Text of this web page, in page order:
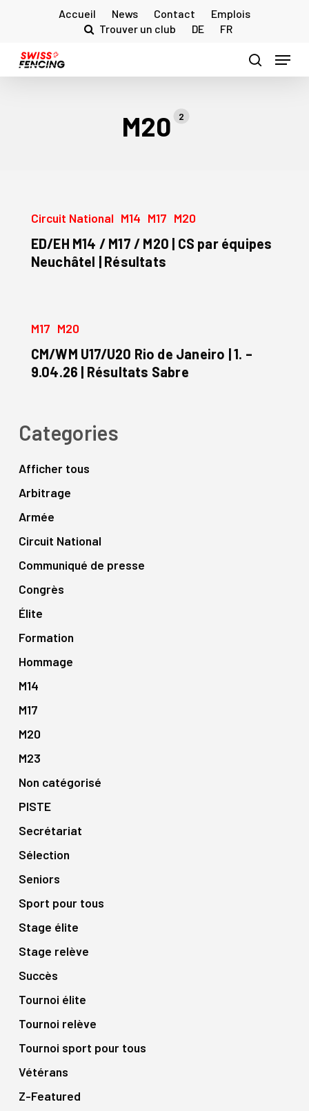
content
Accueil News Contact
Emplois
Trouver un club
DE FR
search
Menu
M20 2
M14
M17
par
équipes
Circuit National M14 M17 M20
ED/EH M14 / M17 / M20 | CS par équipes
Neuchâtel | Résultats
U17/U20
Rio
1.
–
|
Résultats
Sabre
M17 M20
CM/WM U17/U20 Rio de Janeiro | 1. –
9.04.26 | Résultats Sabre
Categories
Afficher tous
Arbitrage
Armée
Circuit National
Communiqué de presse
Congrès
Élite
Formation
Hommage
M14
M17
M20
M23
Non catégorisé
PISTE
Secrétariat
Sélection
Seniors
Sport pour tous
Stage élite
Stage relève
Succès
Tournoi élite
Tournoi relève
Tournoi sport pour tous
Vétérans
Z-Featured